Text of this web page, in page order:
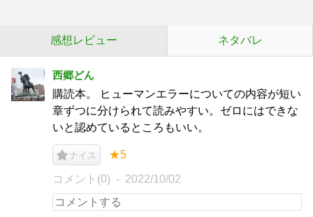
感想レビュー ネタバレ
西郷どん
購読本。 ヒューマンエラーについての内容が短い
章ずつに分けられて読みやすい。ゼロにはできな
いと認めているところもいい。
ナイス ★5
コメント(0) 2022/10/02